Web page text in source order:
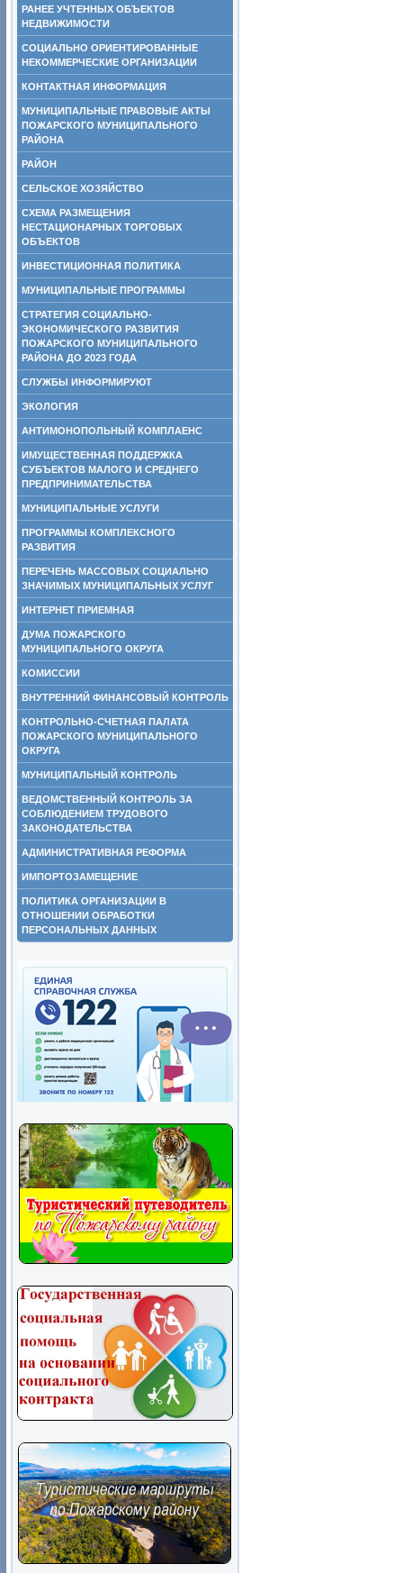
РАНЕЕ УЧТЕННЫХ ОБЪЕКТОВ
НЕДВИЖИМОСТИ
СОЦИАЛЬНО ОРИЕНТИРОВАННЫЕ
НЕКОММЕРЧЕСКИЕ ОРГАНИЗАЦИИ
КОНТАКТНАЯ ИНФОРМАЦИЯ
МУНИЦИПАЛЬНЫЕ ПРАВОВЫЕ АКТЫ
ПОЖАРСКОГО МУНИЦИПАЛЬНОГО
РАЙОНА
РАЙОН
СЕЛЬСКОЕ ХОЗЯЙСТВО
СХЕМА РАЗМЕЩЕНИЯ
НЕСТАЦИОНАРНЫХ ТОРГОВЫХ
ОБЪЕКТОВ
ИНВЕСТИЦИОННАЯ ПОЛИТИКА
МУНИЦИПАЛЬНЫЕ ПРОГРАММЫ
СТРАТЕГИЯ СОЦИАЛЬНО-
ЭКОНОМИЧЕСКОГО РАЗВИТИЯ
ПОЖАРСКОГО МУНИЦИПАЛЬНОГО
РАЙОНА ДО 2023 ГОДА
СЛУЖБЫ ИНФОРМИРУЮТ
ЭКОЛОГИЯ
АНТИМОНОПОЛЬНЫЙ КОМПЛАЕНС
ИМУЩЕСТВЕННАЯ ПОДДЕРЖКА
СУБЪЕКТОВ МАЛОГО И СРЕДНЕГО
ПРЕДПРИНИМАТЕЛЬСТВА
МУНИЦИПАЛЬНЫЕ УСЛУГИ
ПРОГРАММЫ КОМПЛЕКСНОГО
РАЗВИТИЯ
ПЕРЕЧЕНЬ МАССОВЫХ СОЦИАЛЬНО
ЗНАЧИМЫХ МУНИЦИПАЛЬНЫХ УСЛУГ
ИНТЕРНЕТ ПРИЕМНАЯ
ДУМА ПОЖАРСКОГО
МУНИЦИПАЛЬНОГО ОКРУГА
КОМИССИИ
ВНУТРЕННИЙ ФИНАНСОВЫЙ КОНТРОЛЬ
КОНТРОЛЬНО-СЧЕТНАЯ ПАЛАТА
ПОЖАРСКОГО МУНИЦИПАЛЬНОГО
ОКРУГА
МУНИЦИПАЛЬНЫЙ КОНТРОЛЬ
ВЕДОМСТВЕННЫЙ КОНТРОЛЬ ЗА
СОБЛЮДЕНИЕМ ТРУДОВОГО
ЗАКОНОДАТЕЛЬСТВА
АДМИНИСТРАТИВНАЯ РЕФОРМА
ИМПОРТОЗАМЕЩЕНИЕ
ПОЛИТИКА ОРГАНИЗАЦИИ В
ОТНОШЕНИИ ОБРАБОТКИ
ПЕРСОНАЛЬНЫХ ДАННЫХ